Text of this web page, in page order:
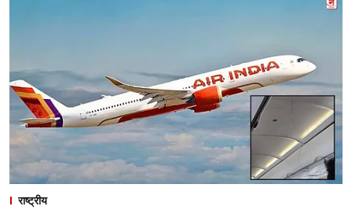
राष्ट्रीय